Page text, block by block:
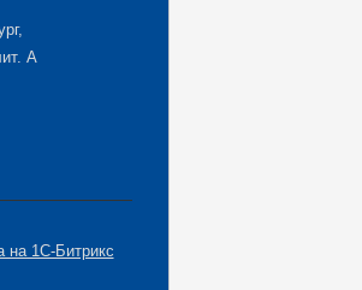
А
на 1С-Битрикс